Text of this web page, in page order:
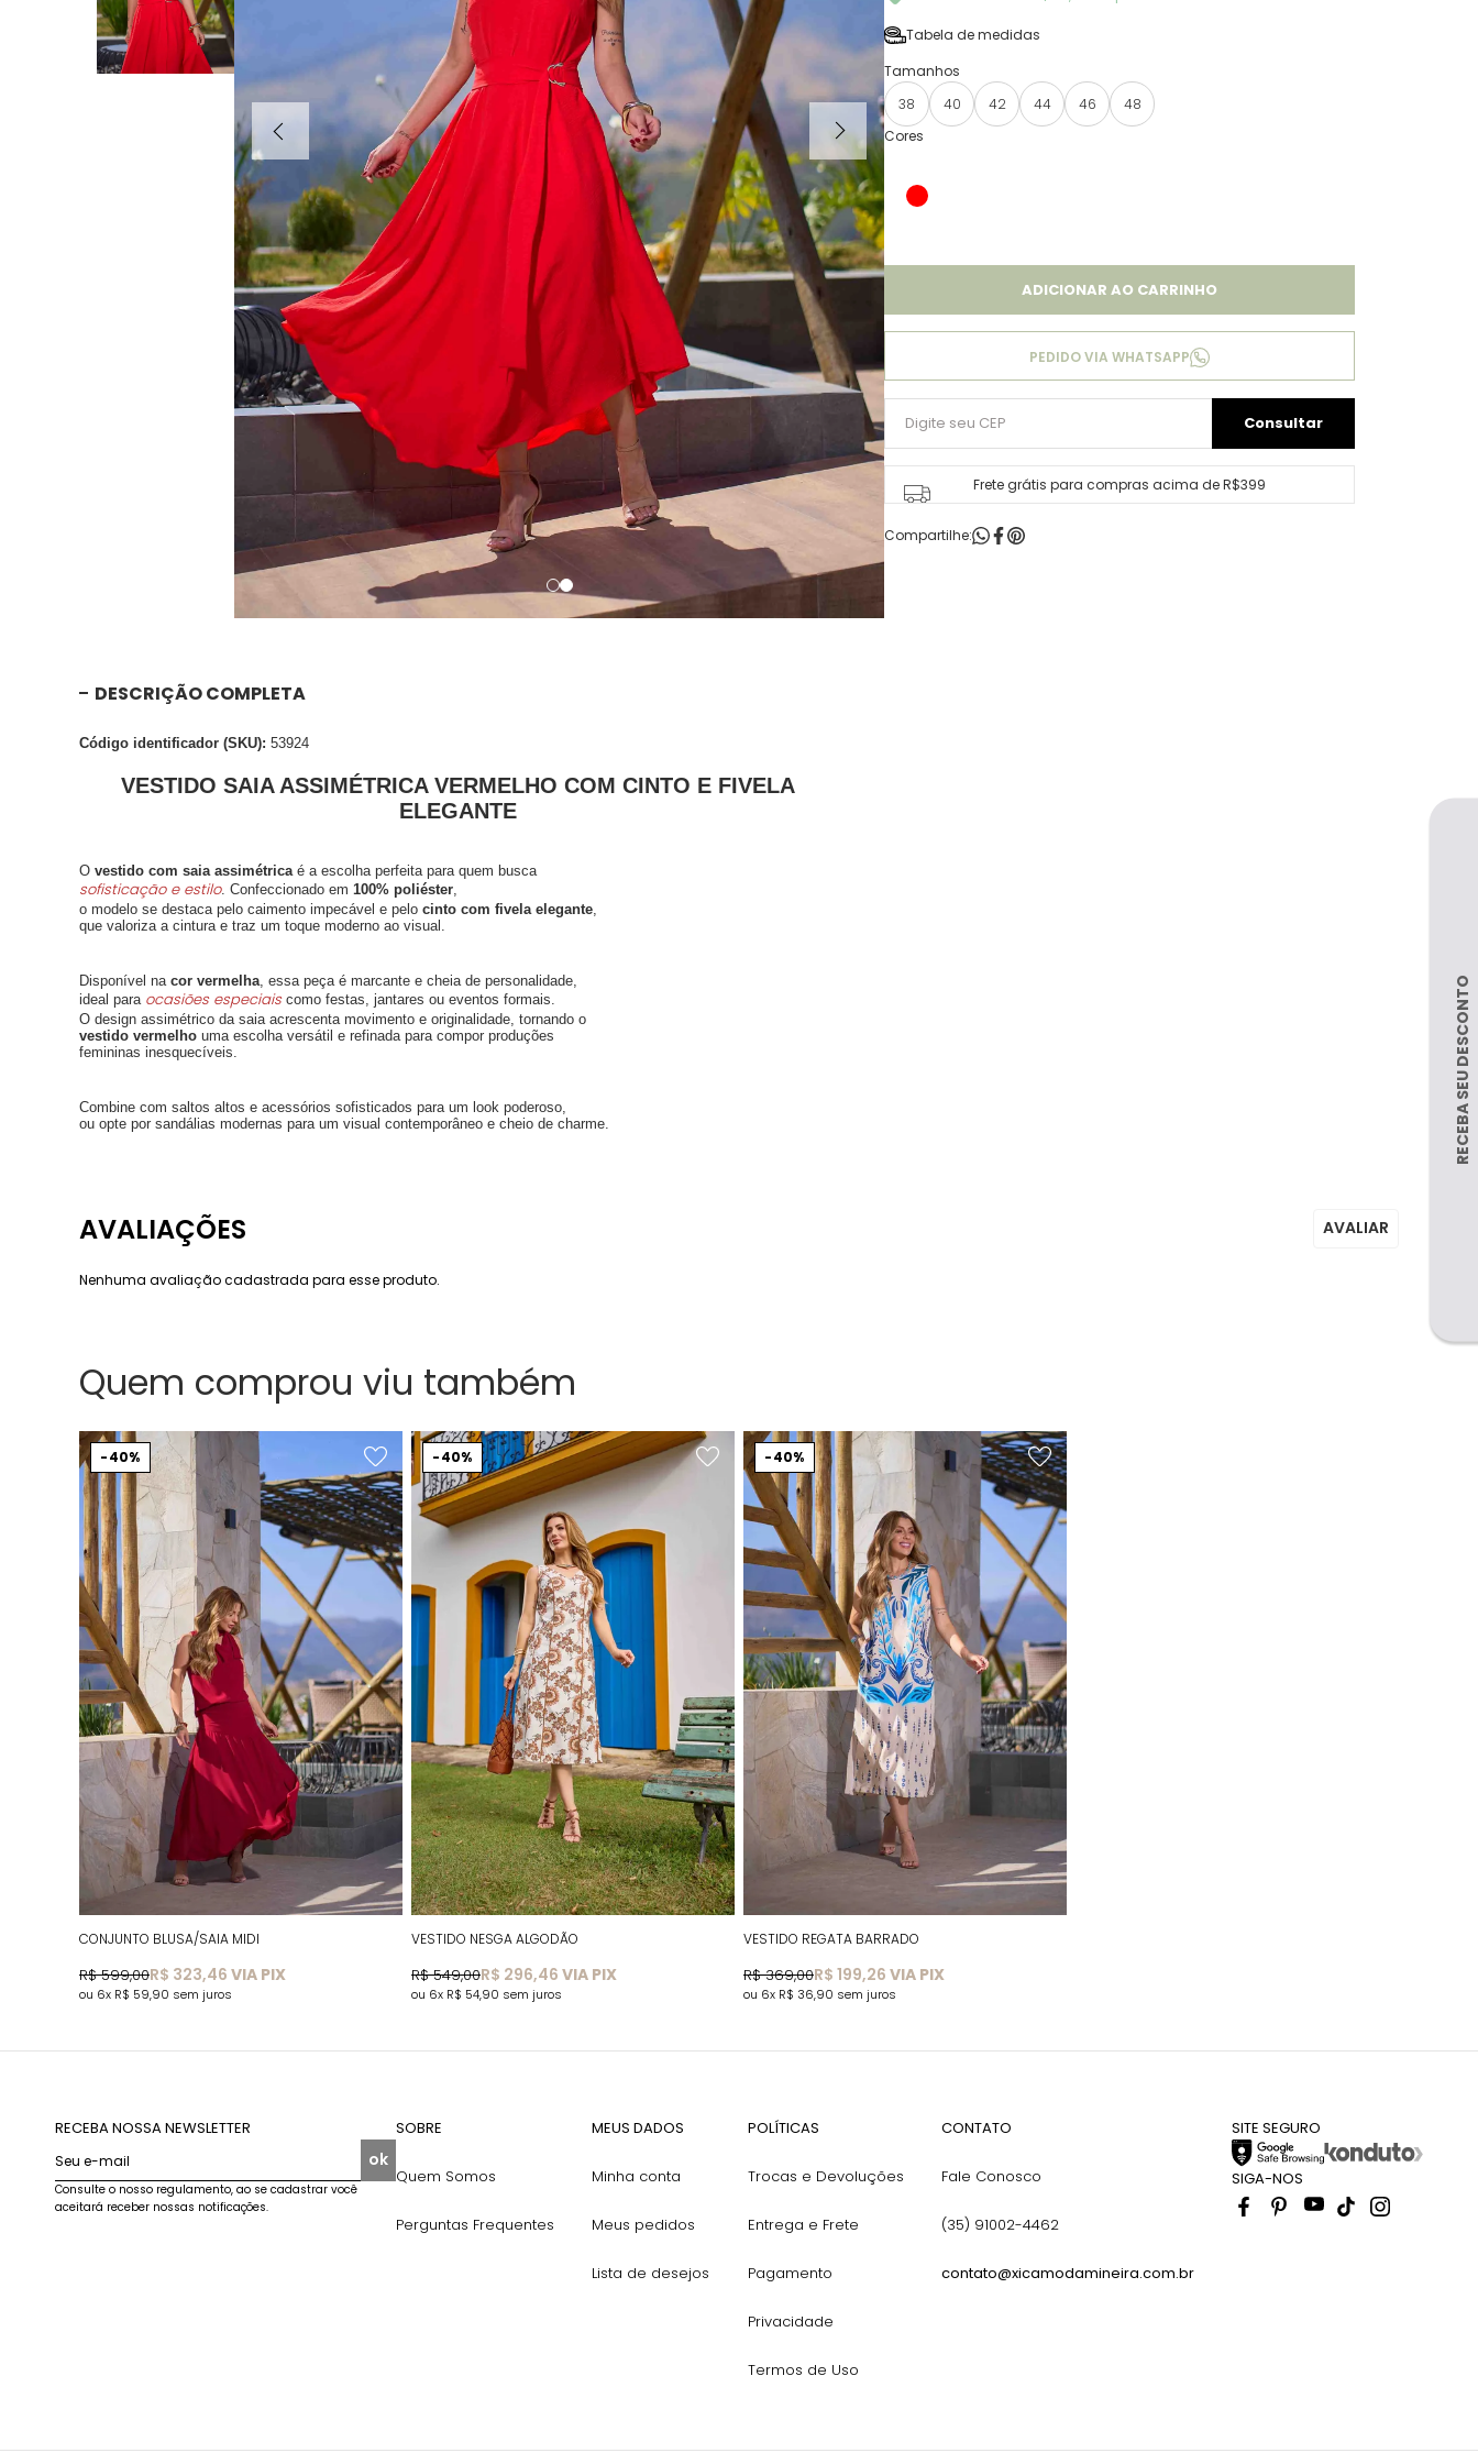
Tabela de medidas
38 40 42 44 46 48
ADICIONAR AO CARRINHO
PEDIDO VIA WHATSAPP
Frete grátis para compras acima de R$399
Compartilhe:
DESCRIÇÃO COMPLETA
Código identificador (SKU): 53924
VESTIDO SAIA ASSIMÉTRICA VERMELHO COM CINTO E FIVELA
ELEGANTE
O vestido com saia assimétrica é a escolha perfeita para quem busca
sofisticação e estilo. Confeccionado em 100% poliéster
o modelo se destaca pelo caimento impecável e pelo cinto com fivela elegante
que valoriza a cintura e traz um toque moderno ao visual.
Disponível na cor vermelha , essa peça é marcante e cheia de personalidade,
ideal para ocasiões especiaiscomo festas, jantares ou eventos formais.
O design assimétrico da saia acrescenta movimento e originalidade, tornando o
vestido vermelho uma escolha versátil e refinada para compor produções
femininas inesquecíveis.
Combine com saltos altos e acessórios sofisticados para um look poderoso,
ou opte por sandálias modernas para um visual contemporâneo e cheio de charme.
Nenhuma avaliação cadastrada para esse produto.
Quem comprou viu também
40%
CONJUNTO BLUSA/SAIA MIDI
R$ 323,46 VIA PIX
R$ 599,00
6x R$ 59,90 sem juros
40%
VESTIDO NESGA ALGODÃO
R$ 296,46 VIA PIX
R$ 549,00
6x R$ 54,90 sem juros
40%
VESTIDO REGATA BARRADO
R$ 199,26 VIA PIX
R$ 369,00
6x R$ 36,90 sem juros
RECEBA NOSSA NEWSLETTER
Seu e-mail ok
Consulte o nosso regulamento, ao se cadastrar você
aceitará receber nossas notificações.
SOBRE
Quem Somos
Perguntas Frequentes
MEUS DADOS
Minha conta
Meus pedidos
Lista de desejos
POLÍTICAS
Trocas e Devoluções
Entrega e Frete
Pagamento
Privacidade
Termos de Uso
CONTATO
Fale Conosco
(35) 91002-4462
contato@xicamodamineira.com.br
SITE SEGURO
SIGA-NOS